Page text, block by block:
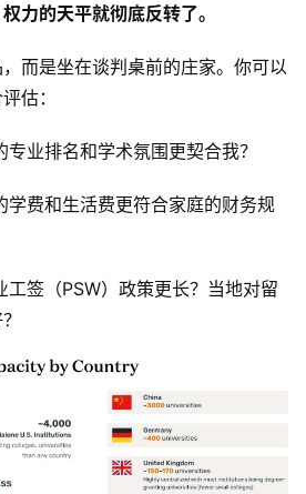
权力的天平就彻底反转了。
而是坐在谈判桌前的庄家。你可以
估：
专业排名和学术氛围更契合我？
学费和生活费更符合家庭的财务规
工签（PSW）政策更长？当地对留